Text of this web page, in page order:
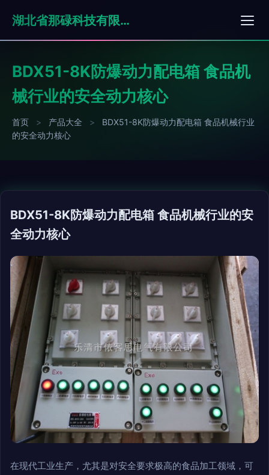
湖北省那碌科技有限责任公司
BDX51-8K防爆动力配电箱 食品机
械行业的安全动力核心
首页 > 产品大全 >
BDX51-8K防爆动力配电箱 食品机械行业
的安全动力核心
BDX51-8K防爆动力配电箱 食品机械行业的安
全动力核心
在现代工业生产，尤其是对安全要求极高的食品加工领域，可